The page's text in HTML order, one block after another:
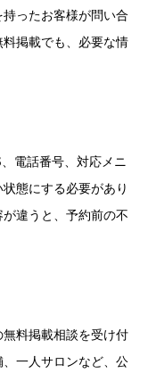
ったお客様が問い合
掲載でも、必要な情
電話番号、対応メニ
態にする必要があり
違うと、予約前の不
料掲載相談を受け付
一人サロンなど、公